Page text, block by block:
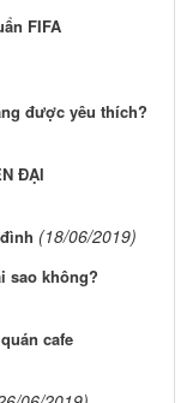
FIFA
được yêu thích?
ĐẠI
(18/06/2019)
sao không?
cafe